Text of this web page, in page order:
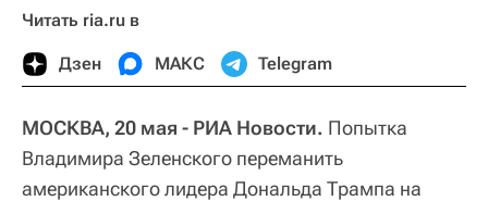
Читать ria.ru в
Дзен МАКС Telegram
МОСКВА, 20 мая - РИА Новости. Попытка
Владимира Зеленского переманить
американского лидера Дональда Трампа на